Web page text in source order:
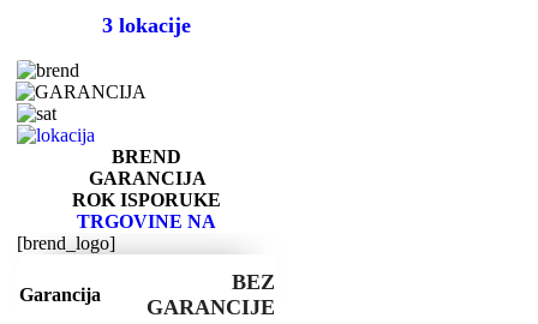
3 lokacije
BREND
GARANCIJA
ROK ISPORUKE
TRGOVINE NA
[brend_logo]
Garancija
BEZ
GARANCIJE